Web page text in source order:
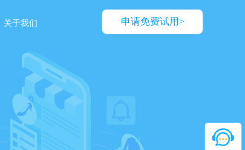
申请免费试用>
关于我们